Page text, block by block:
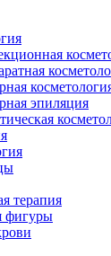
эпиляция
терапия
фигуры